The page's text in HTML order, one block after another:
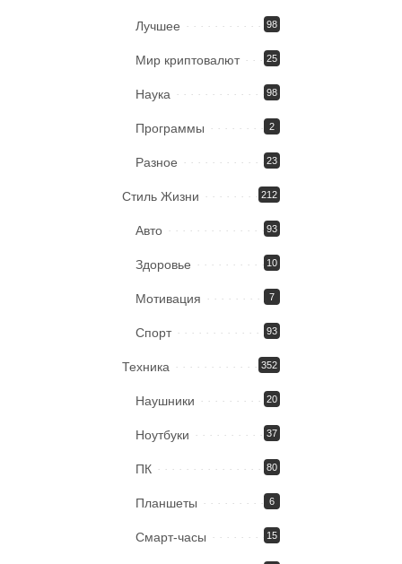
Лучшее 98
Мир криптовалют 25
Наука 98
Программы 2
Разное 23
Стиль Жизни 212
Авто 93
Здоровье 10
Мотивация 7
Спорт 93
Техника 352
Наушники 20
Ноутбуки 37
ПК 80
Планшеты 6
Смарт-часы 15